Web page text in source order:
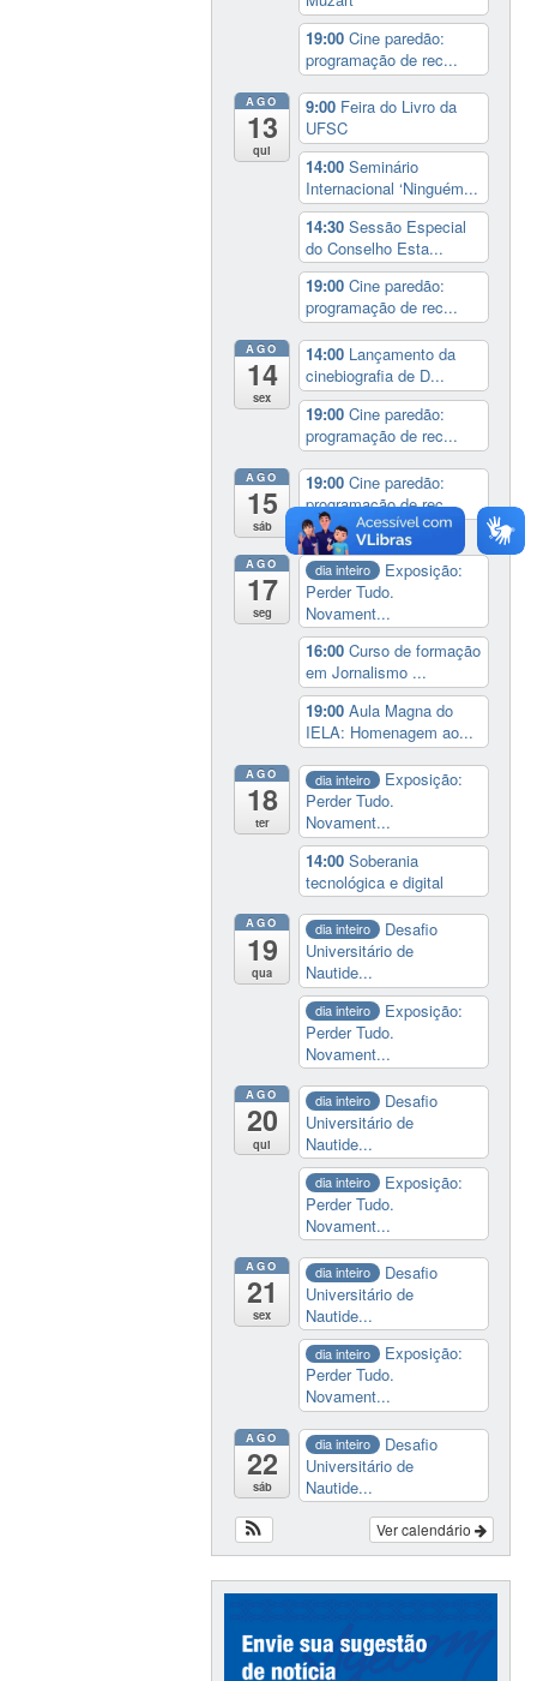
19:00Cine paredão:
programação de rec...
AGO
13
qui
9:00 Feira do Livro da
UFSC
14:00Seminário
Internacional ‘Ninguém...
14:30Sessão Especial
do Conselho Esta...
19:00Cine paredão:
programação de rec...
AGO
14
sex
14:00 Lançamento da
cinebiografia de D...
19:00Cine paredão:
programação de rec...
AGO
15
sáb
19:00Cine paredão:
programação de rec...
AGO
17
seg
dia inteiro
Exposição:
Perder Tudo.
Novament...
16:00Curso de formação
em Jornalismo ...
19:00Aula Magna do
IELA: Homenagem ao...
AGO
18
ter
dia inteiro
Exposição:
Perder Tudo.
Novament...
14:00Soberania
tecnológica e digital
AGO
19
qua
dia inteiro
Desafio
Universitário de
Nautide...
dia inteiro
Exposição:
Perder Tudo.
Novament...
AGO
20
qui
dia inteiro
Desafio
Universitário de
Nautide...
dia inteiro
Exposição:
Perder Tudo.
Novament...
AGO
21
sex
dia inteiro
Desafio
Universitário de
Nautide...
dia inteiro
Exposição:
Perder Tudo.
Novament...
AGO
22
sáb
dia inteiro
Desafio
Universitário de
Nautide...
Ver calendário